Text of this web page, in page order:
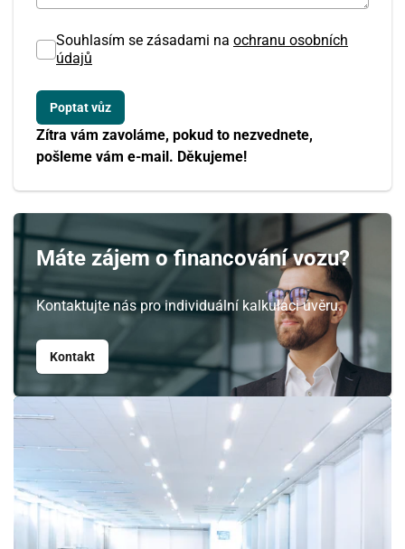
Souhlasím se zásadami na ochranu osobních
údajů
Zítra vám zavoláme, pokud to nezvednete,
pošleme vám e-mail. Děkujeme!
Máte zájem o financování vozu?
Kontaktujte nás pro individuální kalkulaci úvěru.
Kontakt Srpen
PO ÚT ST ČT PÁ SO NE
29 2
3 4 5 7 8
10 11 12 13 14